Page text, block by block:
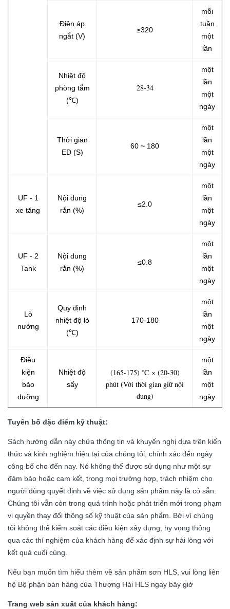
Điện áp
ngắt (V)
≥320
mỗi
tuần
một
lần
Nhiệt độ
phòng tắm
(℃)
28-34
một
lần
một
ngày
Thời gian
ED (S)
60 ~ 180
một
lần
một
ngày
UF - 1
xe tăng
Nội dung
rắn (%)
≤2.0
một
lần
một
ngày
UF - 2
Tank
Nội dung
rắn (%)
≤0.8
một
lần
một
ngày
Lò
nướng
Quy định
nhiệt độ lò
(℃)
170-180
một
lần
một
ngày
Điều
kiện
bảo
dưỡng
Nhiệt độ
sấy
(165-175) ℃ × (20-30)
phút (Với thời gian giữ nội
dung)
một
lần
một
ngày
Tuyên bố đặc điểm kỹ thuật:
Sách hướng dẫn này chứa thông tin và khuyến nghị dựa trên kiến
​​thức và kinh nghiệm hiện tại của chúng tôi, chính xác đến ngày
công bố cho đến nay. Nó không thể được sử dụng như một sự
đảm bảo hoặc cam kết, trong mọi trường hợp, trách nhiệm cho
người dùng quyết định về việc sử dụng sản phẩm này là có sẵn.
Chúng tôi vẫn còn trong quá trình hoặc phát triển mới trong phạm
vi quyền thay đổi thông số kỹ thuật của sản phẩm.
Bởi vì chúng
tôi không thể kiểm soát các điều kiện xây dựng, hy vọng thông
qua các thí nghiệm của khách hàng để xác định sự hài lòng với
kết quả cuối cùng.
Nếu bạn muốn tìm hiểu thêm về sản phẩm sơn HLS, vui lòng liên
hệ Bộ phận bán hàng của Thượng Hải HLS ngay bây giờ
Trang web sản xuất của khách hàng: